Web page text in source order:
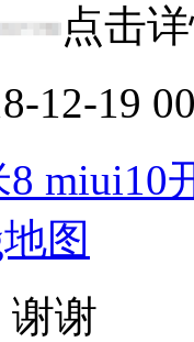
点击
12-19
miui10
图
谢谢